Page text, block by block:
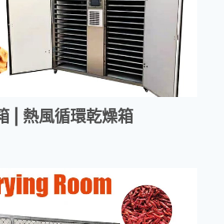
| 熱風循環乾燥箱